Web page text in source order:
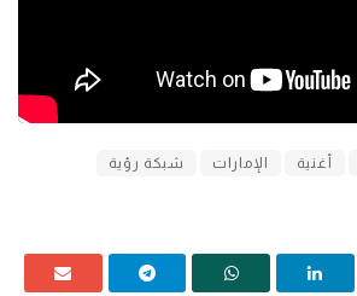
أغنية الإمارات شبكة رؤية